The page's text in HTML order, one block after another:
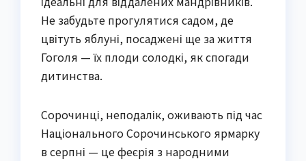
Не забудьте прогулятися садом, де
цвітуть яблуні, посаджені ще за життя
Гоголя — їх плоди солодкі, як спогади
дитинства.
Сорочинці, неподалік, оживають під час
Національного Сорочинського ярмарку
в серпні — це феєрія з народними